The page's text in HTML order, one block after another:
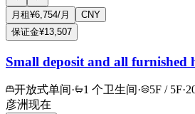
月租¥6,754/月
CNY
保证金¥13,507
Small deposit and all furnished
开放式单间· 1 个卫生间· 5F / 5F·
彦洲现在